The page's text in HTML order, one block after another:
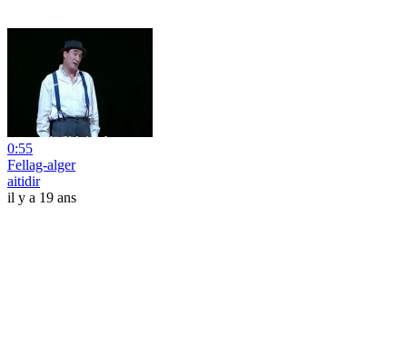
0:55
Fellag-alger
aitidir
il y a 19 ans